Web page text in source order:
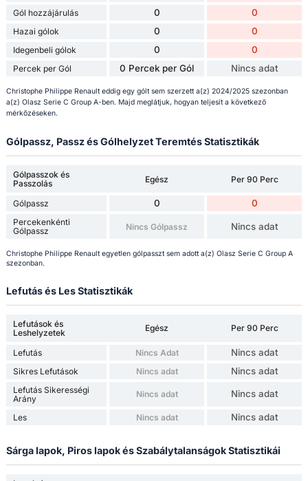
Gól hozzájárulás 0 0
Hazai gólok 0 0
Idegenbeli gólok 0 0
Percek per Gól 0 Percek per Gól Nincs adat
Christophe Philippe Renault eddig egy gólt sem szerzett a(z) 2024/2025 szezonban
a(z) Olasz Serie C Group A-ben. Majd meglátjuk, hogyan teljesít a következő
mérkőzéseken.
Gólpassz, Passz és Gólhelyzet Teremtés Statisztikák
Gólpasszok és
Passzolás
Egész Per 90 Perc
Gólpassz 0 0
Percekenkénti
Gólpassz
Nincs Gólpassz Nincs adat
Christophe Philippe Renault egyetlen gólpasszt sem adott a(z) Olasz Serie C Group A
szezonban.
Lefutás és Les Statisztikák
Lefutások és
Leshelyzetek
Egész Per 90 Perc
Lefutás Nincs Adat Nincs adat
Sikres Lefutások Nincs adat Nincs adat
Lefutás Sikerességi
Arány
Nincs adat Nincs adat
Les Nincs adat Nincs adat
Sárga lapok, Piros lapok és Szabálytalanságok Statisztikái